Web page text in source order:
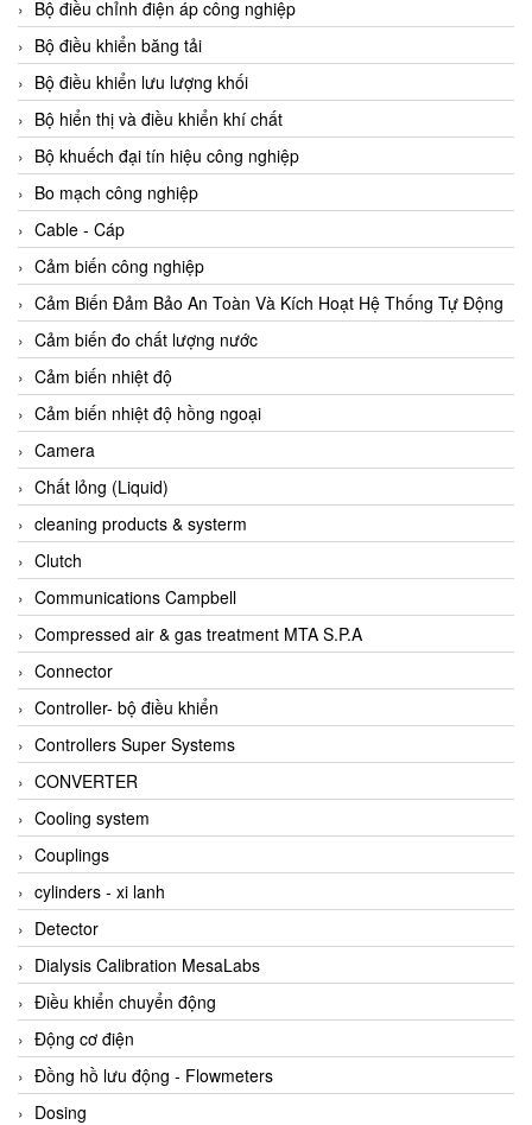
Ados Vietnam
Advanced Energy Vietnam
Advantech Vietnam
Agate Vietnam
AGR International Vietnam
Aichi Tokei Denki Vietnam
Aii Vietnam
AIKOH
AINUO Vietnam
AIR MAJOR
Aira Euro Automation
Airtac Vietnam
Airtec Vietnam
AI-Tek Vietnam
Akerstroms Viet Nam
AKO Armaturen & Separationstechnik
AKO Armaturen & Separationstechnik Vietnam
AKUSENSE
ALA OFFICINE SPA
Albrecht-Automatik Viet Nam
Allen Bradley Vietnam
Alpha Moisture Vietnam
Alpha-Achem Vietnam
Alphino
ALRE-IT Vietnam
Altech
Amarillo Gear
Ametek
AMPTRON Vietnam
AND Vietnam
ANDERSON-NEGELE
Bộ điều chỉnh điện áp công nghiệp
Bộ điều khiển băng tải
Bộ điều khiển lưu lượng khối
Bộ hiển thị và điều khiển khí chất
Bộ khuếch đại tín hiệu công nghiệp
Bo mạch công nghiệp
Cable - Cáp
Cảm biến công nghiệp
Cảm Biến Đảm Bảo An Toàn Và Kích Hoạt Hệ Thống Tự Động
Cảm biến đo chất lượng nước
Cảm biến nhiệt độ
Cảm biến nhiệt độ hồng ngoại
Camera
Chất lỏng (Liquid)
cleaning products & systerm
Clutch
Communications Campbell
Compressed air & gas treatment MTA S.P.A
Connector
Controller- bộ điều khiển
Controllers Super Systems
CONVERTER
Cooling system
Couplings
cylinders - xi lanh
Detector
Dialysis Calibration MesaLabs
Điều khiển chuyển động
Động cơ điện
Đồng hồ lưu động - Flowmeters
Dosing